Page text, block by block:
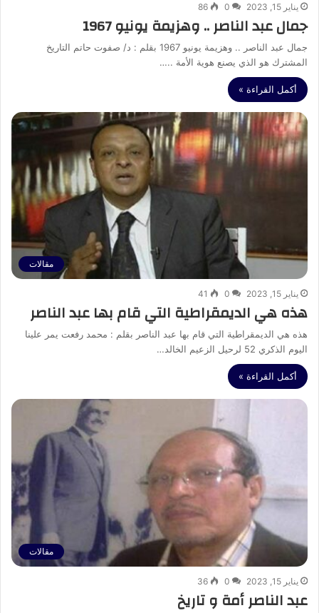
يناير 15, 2023 0
86
جمال عبد الناصر .. وهزيمة يونيو 1967
جمال عبد الناصر .. وهزيمة يونيو 1967 بقلم : د/ صفوت حاتم التاريخ
المشترك هو الذي يصنع هوية الأمة ..…
أكمل القراءة »
مقالات
يناير 15, 2023 0
41
هذه هي الديمقراطية التي قام بها عبد الناصر
هذه هي الديمقراطية التي قام بها عبد الناصر بقلم : محمد رفعت يمر علينا
اليوم الذكري 52 لرحيل الزعيم الخالد…
أكمل القراءة »
مقالات
يناير 15, 2023 0
36
عبد الناصر أمة و تاريخ